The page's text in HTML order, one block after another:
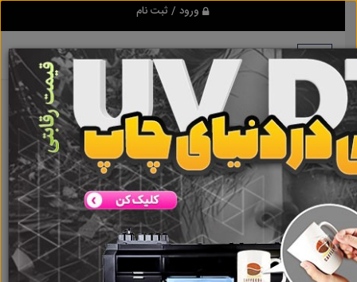
ورود / ثبت نام
هیچ آگهی در این گروه ثبت نشده
است